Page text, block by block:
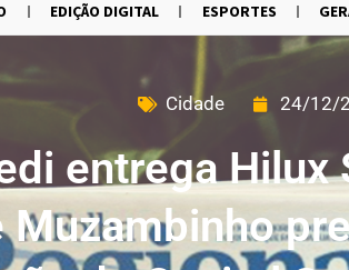
EDIÇÃO DIGITAL ESPORTES
Cidade 24/12/
entrega Hilux